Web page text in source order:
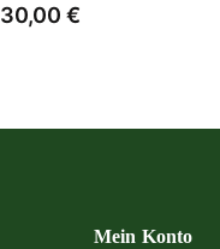
30,00 €
Mein Konto